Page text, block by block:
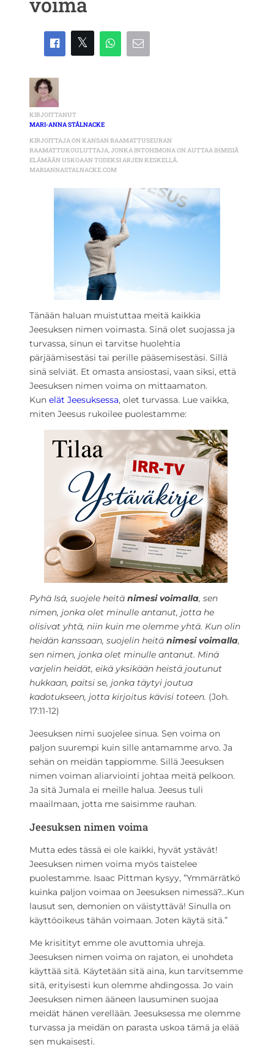
KIRJOITTANUT
MARI-ANNA STÅLNACKE
KIRJOITTAJA ON KANSAN RAAMATTUSEURAN
RAAMATTUKOULUTTAJA, JONKA INTOHIMONA ON AUTTAA IHMISIÄ
ELÄMÄÄN USKOAAN TODEKSI ARJEN KESKELLÄ.
MARIANNASTALNACKE.COM
Tänään haluan muistuttaa meitä kaikkia
Jeesuksen nimen voimasta. Sinä olet suojassa ja
turvassa, sinun ei tarvitse huolehtia
pärjäämisestäsi tai perille pääsemisestäsi. Sillä
sinä selviät. Et omasta ansiostasi, vaan siksi, että
Jeesuksen nimen voima on mittaamaton.
Kun elät Jeesuksessa, olet turvassa. Lue vaikka,
miten Jeesus rukoilee puolestamme:
Pyhä Isä, suojele heitä nimesi voimalla, sen
nimen, jonka olet minulle antanut, jotta he
olisivat yhtä, niin kuin me olemme yhtä. Kun olin
heidän kanssaan, suojelin heitä nimesi voimalla,
sen nimen, jonka olet minulle antanut. Minä
varjelin heidät, eikä yksikään heistä joutunut
hukkaan, paitsi se, jonka täytyi joutua
kadotukseen, jotta kirjoitus kävisi toteen. (Joh.
17:11-12)
Jeesuksen nimi suojelee sinua. Sen voima on
paljon suurempi kuin sille antamamme arvo. Ja
sehän on meidän tappiomme. Sillä Jeesuksen
nimen voiman aliarviointi johtaa meitä pelkoon.
Ja sitä Jumala ei meille halua. Jeesus tuli
maailmaan, jotta me saisimme rauhan.
Jeesuksen nimen voima
Mutta edes tässä ei ole kaikki, hyvät ystävät!
Jeesuksen nimen voima myös taistelee
puolestamme. Isaac Pittman kysyy, ”Ymmärrätkö
kuinka paljon voimaa on Jeesuksen nimessä?…Kun
lausut sen, demonien on väistyttävä! Sinulla on
käyttöoikeus tähän voimaan. Joten käytä sitä.”
Me krisitityt emme ole avuttomia uhreja.
Jeesuksen nimen voima on rajaton, ei unohdeta
käyttää sitä. Käytetään sitä aina, kun tarvitsemme
sitä, erityisesti kun olemme ahdingossa. Jo vain
Jeesuksen nimen ääneen lausuminen suojaa
meidät hänen verellään. Jeesuksessa me olemme
turvassa ja meidän on parasta uskoa tämä ja elää
sen mukaisesti.